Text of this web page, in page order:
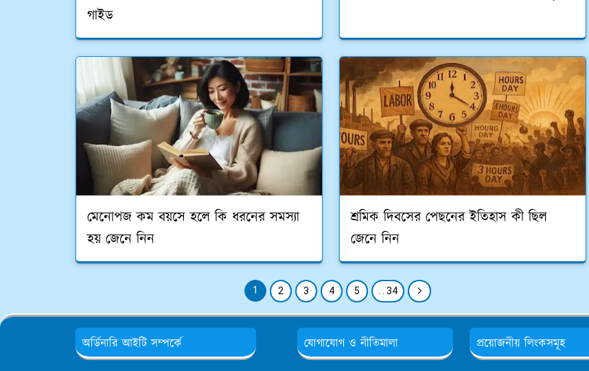
গাইড
মেনোপজ কম বয়সে হলে কি ধরনের সমস্যা
হয় জেনে নিন
শ্রমিক দিবসের পেছনের ইতিহাস কী ছিল
জেনে নিন
1 2 3 4 5 . . 34
অর্ডিনারি আইটি সম্পর্কে যোগাযোগ ও নীতিমালা প্রয়োজনীয় লিংকসমূহ